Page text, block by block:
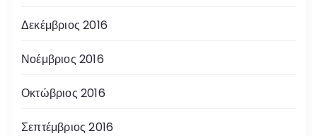
Δεκέμβριος 2016
Νοέμβριος 2016
Οκτώβριος 2016
Σεπτέμβριος 2016